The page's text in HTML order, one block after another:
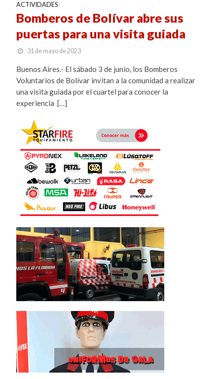
ACTIVIDADES
Bomberos de Bolívar abre sus
puertas para una visita guiada
31 de mayo de 2023
Buenos Aires.- El sábado 3 de junio, los Bomberos
Voluntarios de Bolívar invitan a la comunidad a realizar
una visita guiada por el cuartel para conocer la
experiencia […]